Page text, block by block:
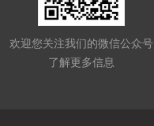
欢迎您关注我们的微信公众号
了解更多信息